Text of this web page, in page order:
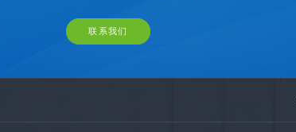
联系我们